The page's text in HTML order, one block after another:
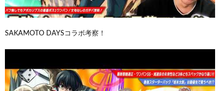
SAKAMOTO DAYSコラボ考察！